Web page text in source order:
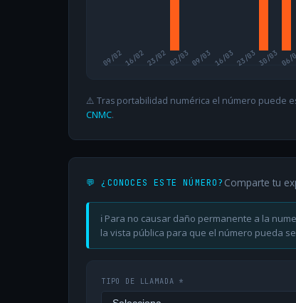
09/0216/0223/02 02/03 09/03 16/03 23/03 30/03 06/
⚠️ Tras portabilidad numérica el número puede
CNMC.
💬 ¿CONOCES ESTE NÚMERO? Comparte tu
ℹ️ Para no causar daño permanente a la
la vista pública para que el número pueda
TIPO DE LLAMADA *